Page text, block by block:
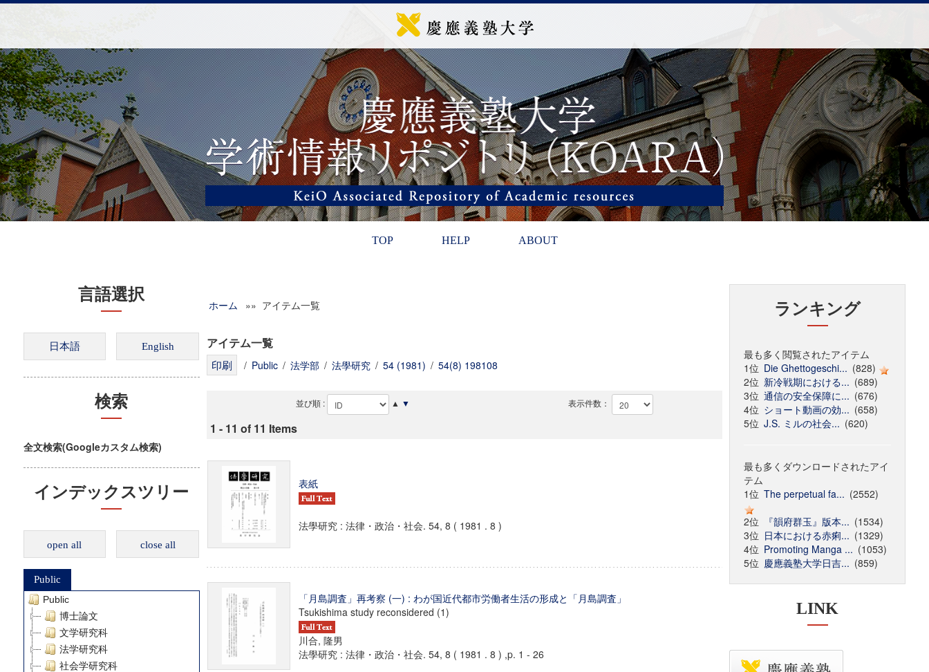
TOP HELP ABOUT
言語選択
検索
全文検索(Googleカスタム検索)
インデックスツリー
open all close all
Public
Public
博士論文
文学研究科
法学研究科
社会学研究科
ホーム »» アイテム一覧
アイテム一覧
/ Public / 法学部 / 法學研究 / 54 (1981) / 54(8) 198108
並び順 : ▲ ▼ 表示件数：
1 - 11 of 11 Items
表紙
法學研究 : 法律・政治・社会. 54, 8 ( 1981 . 8 )
「月島調査」再考察 (一) : わが国近代都市労働者生活の形成と「月島調査」
Tsukishima study reconsidered (1)
川合, 隆男
法學研究 : 法律・政治・社会. 54, 8 ( 1981 . 8 ) ,p. 1 - 26
ランキング
最も多く閲覧されたアイテム
1位 Die Ghettogeschi... (828)
2位 新冷戦期における... (689)
3位 通信の安全保障に... (676)
4位 ショート動画の効... (658)
5位 J.S. ミルの社会... (620)
最も多くダウンロードされたアイ
テム
1位 The perpetual fa... (2552)
2位
『韻府群玉』版本... (1534)
3位 日本における赤痢... (1329)
4位 Promoting Manga ... (1053)
5位 慶應義塾大学日吉... (859)
LINK